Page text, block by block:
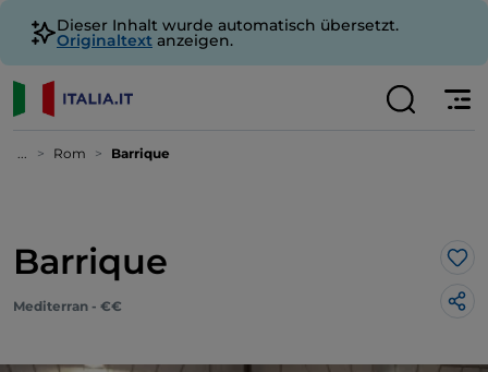
Dieser Inhalt wurde automatisch übersetzt.
Originaltext anzeigen.
... Rom Barrique
Barrique
Mediterran - €€